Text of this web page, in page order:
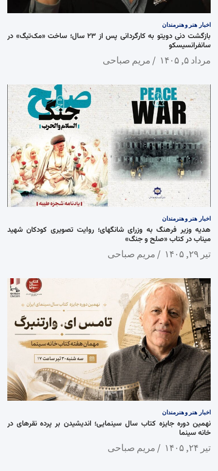
اخبار هنر و هنرمندان
بازگشت دنی دویتو به کارگردانی پس از ۲۳ سال؛ ساخت «مک‌تیگ» در
سانفرانسیسکو
مرداد ۵, ۱۴۰۵ مریم صباحی
اخبار هنر و هنرمندان
هدیه وزیر فرهنگ به وزرای شانگهای؛ روایت تصویری کودکان شهید
میناب در کتاب «صلح و جنگ»
تیر ۲۹, ۱۴۰۵ مریم صباحی
اخبار هنر و هنرمندان
نهمین دوره جایزه کتاب سال سینمایی؛ اندیشیدن بر پرده نقرهای در
خانه سینما
تیر ۲۴, ۱۴۰۵ مریم صباحی